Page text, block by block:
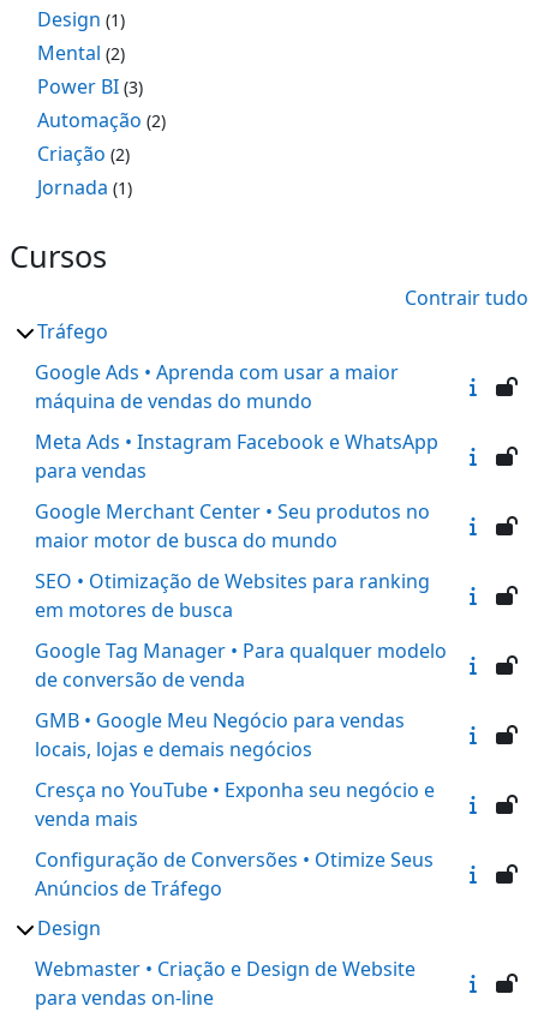
Design (1)
Mental (2)
Power BI (3)
Automação (2)
Criação (2)
Jornada (1)
Cursos
Contrair tudo
Tráfego
Google Ads • Aprenda com usar a maior
máquina de vendas do mundo
Meta Ads • Instagram Facebook e WhatsApp
para vendas
Google Merchant Center • Seu produtos no
maior motor de busca do mundo
SEO • Otimização de Websites para ranking
em motores de busca
Google Tag Manager • Para qualquer modelo
de conversão de venda
GMB • Google Meu Negócio para vendas
locais, lojas e demais negócios
Cresça no YouTube • Exponha seu negócio e
venda mais
Configuração de Conversões • Otimize Seus
Anúncios de Tráfego
Design
Webmaster • Criação e Design de Website
para vendas on-line